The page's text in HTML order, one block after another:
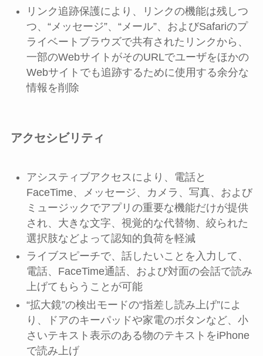
リンク追跡保護により、リンクの機能は残しつ
つ、“メッセージ”、“メール”、およびSafariのプ
ライベートブラウズで共有されたリンクから、
一部のWebサイトがそのURLでユーザをほかの
Webサイトでも追跡するために使用する余分な
情報を削除
アクセシビリティ
アシスティブアクセスにより、電話と
FaceTime、メッセージ、カメラ、写真、および
ミュージックでアプリの重要な機能だけが提供
され、大きな文字、視覚的な代替物、絞られた
選択肢などよって認知的負荷を軽減
ライブスピーチで、話したいことを入力して、
電話、FaceTime通話、および対面の会話で読み
上げてもらうことが可能
“拡大鏡”の検出モードの“指差し読み上げ”によ
り、ドアのキーパッドや家電のボタンなど、小
さいテキスト表示のある物のテキストをiPhone
で読み上げ